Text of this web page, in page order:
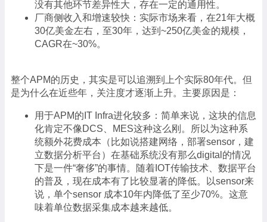
没有其他环节差异性大，存在一定的通用性。
厂商侧收入和增速较快：实际市场来看，在21年大概
30亿美金左右，至30年，达到~250亿美金的规模，
CAGR在~30%。
整个APM的历史，其实是可以追溯到上个实际80年代。但
是为什么在近些年，关注度才逐渐上升。主要原因是：
用于APM的IT Infra进化较多：简单来说，这块的信息
化肯定不像DCS、MES这种这么刚。所以为这种系
统额外花费成本（比如说搭建网络，部署sensor，建
立数据分析平台）在基础系统没有那么digital的情况
下是一件“奢侈”的事情。随着IOT传输技术、数据平台
的普及，现在成本有了比较显著的降低。以sensor来
说，单个sensor 成本10年内降低了至少70%。这意
味着单位数据采集成本越来越低。